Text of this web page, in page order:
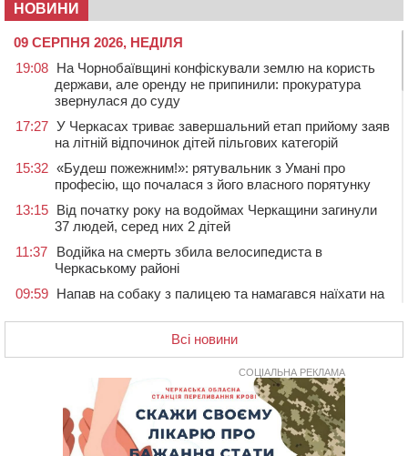
НОВИНИ
09 СЕРПНЯ 2026, НЕДІЛЯ
19:08 На Чорнобаївщині конфіскували землю на користь
держави, але оренду не припинили: прокуратура
звернулася до суду
17:27 У Черкасах триває завершальний етап прийому заяв
на літній відпочинок дітей пільгових категорій
15:32 «Будеш пожежним!»: рятувальник з Умані про
професію, що почалася з його власного порятунку
13:15 Від початку року на водоймах Черкащини загинули
37 людей, серед них 2 дітей
11:37
Водійка на смерть збила велосипедиста в
Черкаському районі
09:59 Напав на собаку з палицею та намагався наїхати на
кримінальне провадження
готують освітню галузь до нового навчального року
08 СЕРПНЯ 2026, СУБОТА
Черкаські вершники здобули нагороди української
першості
Всі новини
СОЦІАЛЬНА РЕКЛАМА